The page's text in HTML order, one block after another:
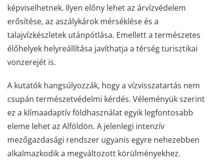
képviselhetnek. Ilyen előny lehet az árvízvédelem
erősítése, az aszálykárok mérséklése és a
talajvízkészletek utánpótlása. Emellett a természetes
élőhelyek helyreállítása javíthatja a térség turisztikai
vonzerejét is.
A kutatók hangsúlyozzák, hogy a vízvisszatartás nem
csupán természetvédelmi kérdés. Véleményük szerint
ez a klímaadaptív földhasználat egyik legfontosabb
eleme lehet az Alföldön. A jelenlegi intenzív
mezőgazdasági rendszer ugyanis egyre nehezebben
alkalmazkodik a megváltozott körülményekhez.